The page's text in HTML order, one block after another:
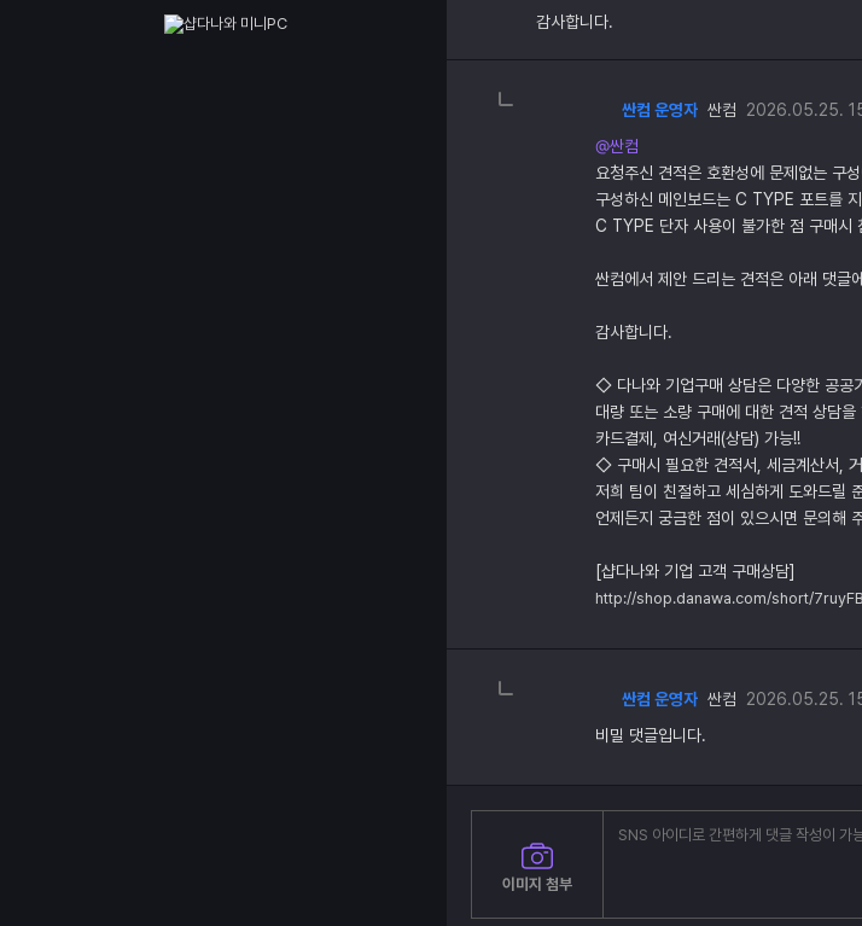
감사합니다.
싼컴 운영자 싼컴 2026.05.25.
@싼컴
요청주신 견적은 호환성에 문제없는 구
구성하신 메인보드는 C TYPE 포트를
C TYPE 단자 사용이 불가한 점 구매시
싼컴에서 제안 드리는 견적은 아래 댓글
감사합니다.
◇ 다나와 기업구매 상담은 다양한 공공
대량 또는 소량 구매에 대한 견적 상담
카드결제, 여신거래(상담) 가능!!
◇ 구매시 필요한 견적서, 세금계산서,
저희 팀이 친절하고 세심하게 도와드릴
언제든지 궁금한 점이 있으시면 문의해
[샵다나와 기업 고객 구매상담]
http://shop.danawa.com/short/7ruyFB
싼컴 운영자 싼컴
2026.05.25.
비밀 댓글입니다.
이미지 첨부